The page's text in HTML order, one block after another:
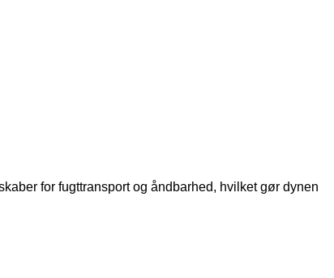
for fugttransport og åndbarhed, hvilket gør dynen